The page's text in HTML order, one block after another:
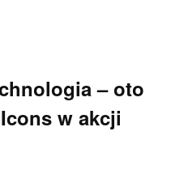
– oto
w akcji